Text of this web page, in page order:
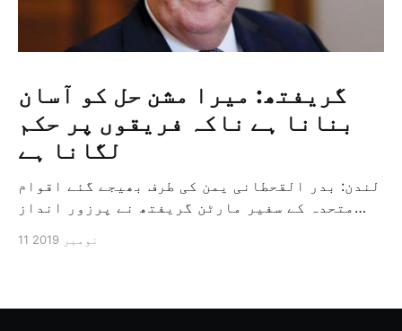
گریفتھ: میرا مشن حل کو آسان
بنانا ہے ناکہ فریقوں پر حکم
لگانا ہے
لندن: بدر القحطانی یمن کی طرف بھیجے گئے اقوام
متحدہ کے سفیر مارٹن گریفتھ نے پرزور انداز
ثالثی اور اس کشمکش کی حدبندی کرنے کے لئے ایک
11 نومبر 2019